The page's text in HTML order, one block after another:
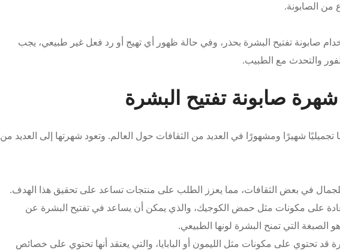
من الصابونة.
صابونة تفتيح البشرة بحذر، وفي حالة ظهور أي تهيج أو رد فعل غير طبيعي، يجب
والتحدث مع الطبيب.
صابونة تفتيح البشرة
تجميليًا شهيرًا ومشهورًا في العديد من الثقافات حول العالم. وتعود شهرتها إلى العديد من
للجمال في بعض الثقافات، مما يعزز الطلب على منتجات تساعد على تحقيق هذا الهدف.
عادة على مكونات مثل حمض الكوجيك، والذي يمكن أن يساعد في تفتيح البشرة عن
الصبغة التي تمنح البشرة لونها الطبيعي.
قد تحتوي على مكونات مثل الليمون أو البابايا، والتي يعتقد أنها تحتوي على خصائص